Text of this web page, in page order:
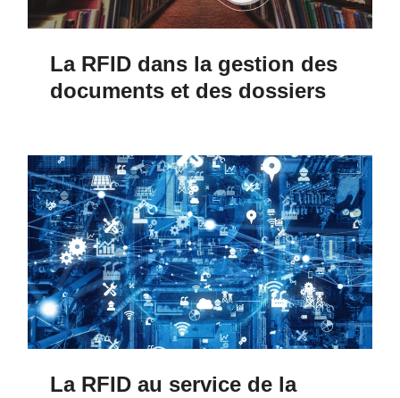
La RFID dans la gestion des
documents et des dossiers
La RFID au service de la